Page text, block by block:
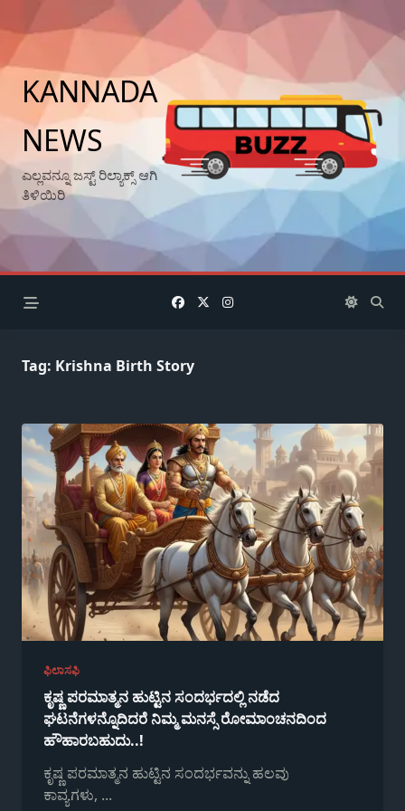
to
content
KANNADA
NEWS
ಎಲ್ಲವನ್ನೂ ಜಸ್ಟ್ ರಿಲ್ಯಾಕ್ಸ್ ಆಗಿ
ತಿಳಿಯಿರಿ
Tag: Krishna Birth Story
ಫಿಲಾಸಫಿ
ಕೃಷ್ಣ ಪರಮಾತ್ಮನ ಹುಟ್ಟಿನ ಸಂದರ್ಭದಲ್ಲಿ ನಡೆದ
ಘಟನೆಗಳನ್ನೊದಿದರೆ ನಿಮ್ಮ ಮನಸ್ಸೆ ರೋಮಾಂಚನದಿಂದ
ಹೌಹಾರಬಹುದು..!
ಕೃಷ್ಣ ಪರಮಾತ್ಮನ ಹುಟ್ಟಿನ ಸಂದರ್ಭವನ್ನು ಹಲವು
ಕಾವ್ಯಗಳು, ...